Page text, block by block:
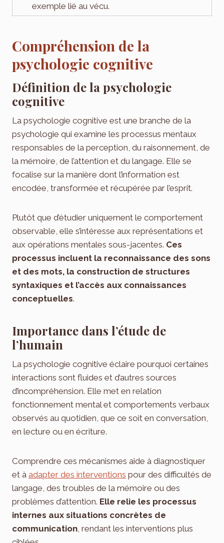
exemple lié au vécu.
Compréhension de la
psychologie cognitive
Définition de la psychologie
cognitive
La psychologie cognitive est une branche de la
psychologie qui examine les processus mentaux
responsables de la perception, du raisonnement, de
la mémoire, de l’attention et du langage. Elle se
focalise sur la manière dont l’information est
encodée, transformée et récupérée par l’esprit.
Plutôt que d’étudier uniquement le comportement
observable, elle s’intéresse aux représentations et
aux opérations mentales sous-jacentes. Ces
processus incluent la reconnaissance des sons
et des mots, la construction de structures
syntaxiques et l’accès aux connaissances
conceptuelles.
Importance dans l’étude de
l’humain
La psychologie cognitive éclaire pourquoi certaines
interactions sont fluides et d’autres sources
d’incompréhension. Elle met en relation
fonctionnement mental et comportements verbaux
observés au quotidien, que ce soit en conversation,
en lecture ou en écriture.
Comprendre ces mécanismes aide à diagnostiquer
et à adapter des interventions pour des difficultés de
langage, des troubles de la mémoire ou des
problèmes d’attention. Elle relie les processus
internes aux situations concrètes de
communication , rendant les interventions plus